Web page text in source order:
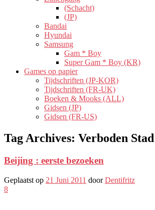
(Schacht)
(JP)
Bandai
Hyundai
Samsung
Gam * Boy
Super Gam * Boy (KR)
Games op papier
Tijdschriften (JP-KOR)
Tijdschriften (FR-UK)
Boeken & Mooks (ALL)
Gidsen (JP)
Gidsen (FR-US)
Tag Archives: Verboden Stad
Beijing : eerste bezoeken
Geplaatst op 21 Juni 2011 doorDentifritz
8